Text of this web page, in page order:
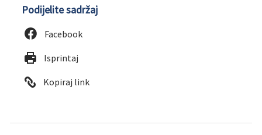
Podijelite sadržaj
Facebook
Isprintaj
Kopiraj link